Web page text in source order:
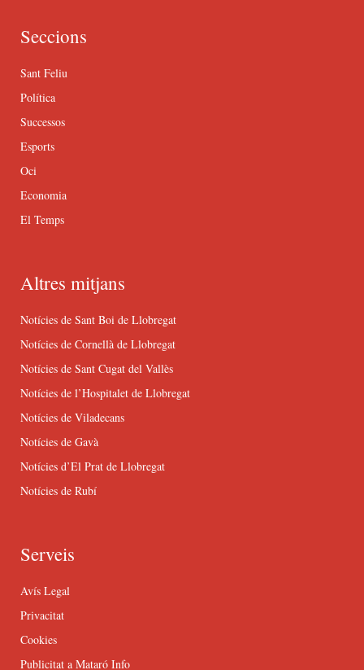
Seccions
Sant Feliu
Política
Successos
Esports
Oci
Economia
El Temps
Altres mitjans
Notícies de Sant Boi de Llobregat
Notícies de Cornellà de Llobregat
Notícies de Sant Cugat del Vallès
Notícies de l’Hospitalet de Llobregat
Notícies de Viladecans
Notícies de Gavà
Notícies d’El Prat de Llobregat
Notícies de Rubí
Serveis
Avís Legal
Privacitat
Cookies
Publicitat a Mataró Info